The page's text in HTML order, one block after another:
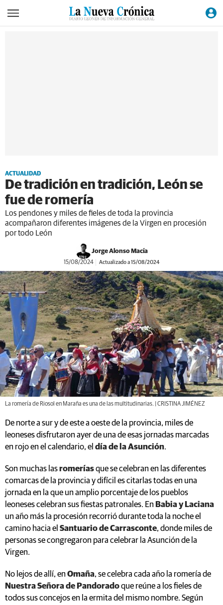
ACTUALIDAD
De tradición en tradición, León se
fue de romería
Los pendones y miles de fieles de toda la provincia
acompañaron diferentes imágenes de la Virgen en procesión
por todo León
Jorge Alonso Macía
15/08/2024 Actualizado a 15/08/2024
La romería de Riosol en Maraña es una de las multitudinarias. | CRISTINA JIMÉNEZ
De norte a sur y de este a oeste de la provincia, miles de
leoneses disfrutaron ayer de una de esas jornadas marcadas
en rojo en el calendario, el día de la Asunción.
Son muchas lasromeríasque se celebran en las diferentes
comarcas de la provincia y difícil es citarlas todas en una
jornada en la que un amplio porcentaje de los pueblos
leoneses celebran sus fiestas patronales. En Babia y Laciana
un año más la procesión recorrió durante toda la noche el
camino hacia el Santuario de Carrasconte, donde miles de
personas se congregaron para celebrar la Asunción de la
Virgen.
No lejos de allí, en Omaña, se celebra cada año la romería de
Nuestra Señora de Pandoradoque reúne a los fieles de
todos sus concejos en la ermita del mismo nombre. Según